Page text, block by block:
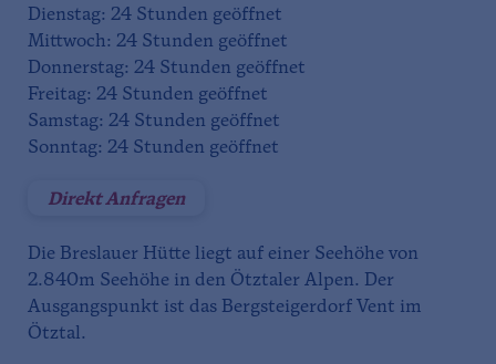
Dienstag: 24 Stunden geöffnet
Mittwoch: 24 Stunden geöffnet
Donnerstag: 24 Stunden geöffnet
Freitag: 24 Stunden geöffnet
Samstag: 24 Stunden geöffnet
Sonntag: 24 Stunden geöffnet
Direkt Anfragen
Die Breslauer Hütte liegt auf einer Seehöhe von
2.840m Seehöhe in den Ötztaler Alpen. Der
Ausgangspunkt ist das Bergsteigerdorf Vent im
Ötztal.